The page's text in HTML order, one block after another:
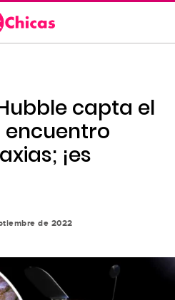
capta el
¡es
de 2022